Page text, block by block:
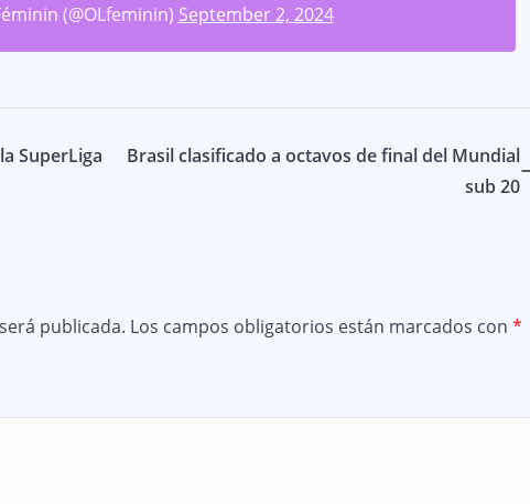
(@OLfeminin) September 2, 2024
SuperLiga
Brasil clasificado a octavos de final del Mundial
sub 20
publicada. Los campos obligatorios están marcados con *